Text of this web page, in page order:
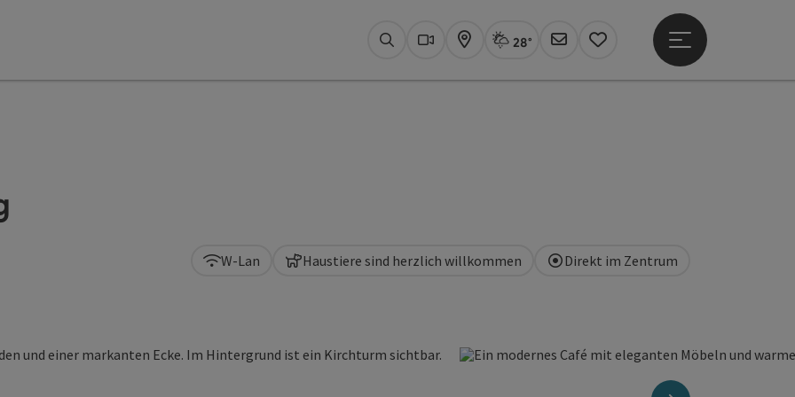
SuchenWebcams
KarteAktuelles Wetter Linz, Regenschauer
28°
Newsletter
Merkzettel
Hauptmenü öffnen
W-Lan Haustiere sind herzlich willkommen Direkt im Zentrum